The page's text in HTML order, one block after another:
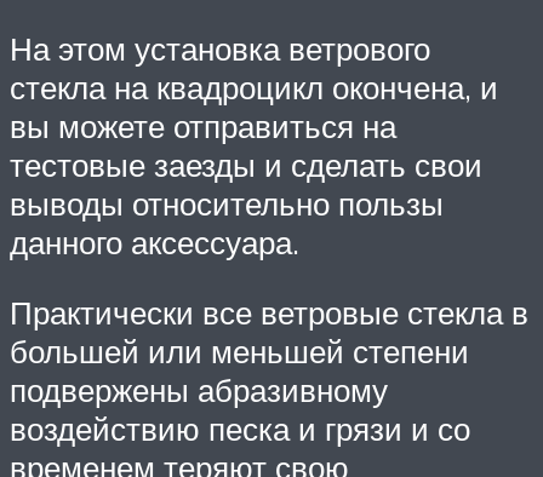
На этом установка ветрового
стекла на квадроцикл окончена, и
вы можете отправиться на
тестовые заезды и сделать свои
выводы относительно пользы
данного аксессуара.
Практически все ветровые стекла в
большей или меньшей степени
подвержены абразивному
воздействию песка и грязи и со
временем теряют свою